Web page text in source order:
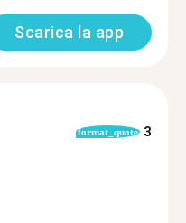
Scarica la app
format_quote 3